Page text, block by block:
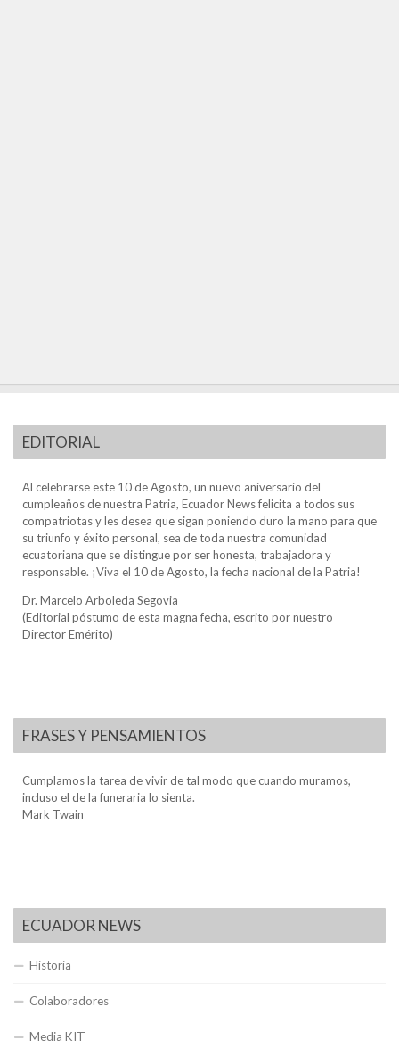
EDITORIAL
Al celebrarse este 10 de Agosto, un nuevo aniversario del
cumpleaños de nuestra Patria, Ecuador News felicita a todos sus
compatriotas y les desea que sigan poniendo duro la mano para que
su triunfo y éxito personal, sea de toda nuestra comunidad
ecuatoriana que se distingue por ser honesta, trabajadora y
responsable. ¡Viva el 10 de Agosto, la fecha nacional de la Patria!
Dr. Marcelo Arboleda Segovia
(Editorial póstumo de esta magna fecha, escrito por nuestro
Director Emérito)
FRASES Y PENSAMIENTOS
Cumplamos la tarea de vivir de tal modo que cuando muramos,
incluso el de la funeraria lo sienta.
Mark Twain
ECUADOR NEWS
Historia
Colaboradores
Media KIT